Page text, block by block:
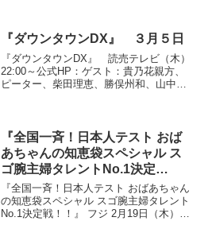
『ダウンタウンDX』 ３月５日
『ダウンタウンDX』 読売テレビ（木）
22:00～公式HP：ゲスト：貴乃花親方、
ピーター、柴田理恵、勝俣州和、山中秀
花親方 １８...
『全国一斉！日本人テスト おば
あちゃんの知恵袋スペシャル ス
ゴ腕主婦タレントNo.1決定
戦！！』
『全国一斉！日本人テスト おばあちゃん
の知恵袋スペシャル スゴ腕主婦タレント
No.1決定戦！！』 フジ 2月19日（木）